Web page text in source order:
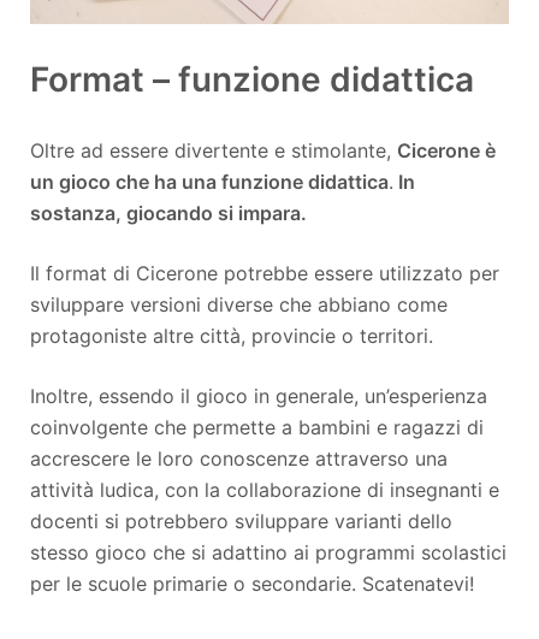
Format – funzione didattica
Oltre ad essere divertente e stimolante, Cicerone è
un gioco che ha una funzione didattica. In
sostanza, giocando si impara.
Il format di Cicerone potrebbe essere utilizzato per
sviluppare versioni diverse che abbiano come
protagoniste altre città, provincie o territori.
Inoltre, essendo il gioco in generale, un’esperienza
coinvolgente che permette a bambini e ragazzi di
accrescere le loro conoscenze attraverso una
attività ludica, con la collaborazione di insegnanti e
docenti si potrebbero sviluppare varianti dello
stesso gioco che si adattino ai programmi scolastici
per le scuole primarie o secondarie. Scatenatevi!